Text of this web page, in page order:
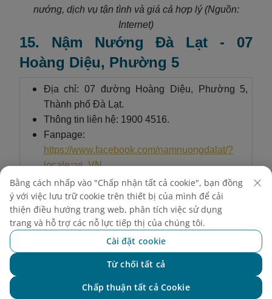
nướng, dịch vụ tận tình và giá cả hợp lý (Nguồn:
Internet)
15. Nậm Nướng Đà Lạt - 07
Hoàng Diệu, Phường 5
Địa chỉ: 07 đường Hoàng Diệu, Phường 5,
Thành phố Đà Lạt.
Thông tin liên hệ: 1900 4516.
Fanpage:
https://www.facebook.com/namnuongdalat/?
locale=vi_VN
Giờ đóng - mở cửa: 16:00 - 23:00.
Giá thành: Khoảng 100.000 - 300.000 VND.
Đánh giá sao: 4.9/5.0.
Các món ăn nướng đặc trưng: Các món
nướng, các món lẩu, cơm và mì.
Nậm Nướng là quán nướng gần chợ Đà Lạt mang
nướng thơm lừng, từ thịt bò mềm ngọt đến hải sản
Bằng cách nhấp vào "Chấp nhận tất cả cookie", bạn đồng
ý với việc lưu trữ cookie trên thiết bị của mình để cải
thiện điều hướng trang web, phân tích việc sử dụng
trang và hỗ trợ các nỗ lực tiếp thị của chúng tôi.
Cài đặt cookie
Từ chối tất cả
Chấp thuận tất cả Cookie